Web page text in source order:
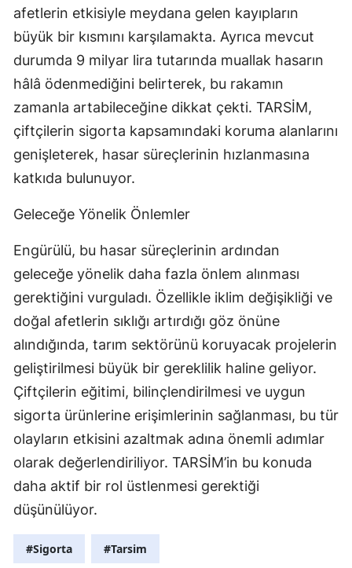
Kilis
Osmaniye
Düzce
afetlerin etkisiyle meydana gelen kayıpların
büyük bir kısmını karşılamakta. Ayrıca mevcut
durumda 9 milyar lira tutarında muallak hasarın
hâlâ ödenmediğini belirterek, bu rakamın
zamanla artabileceğine dikkat çekti. TARSİM,
çiftçilerin sigorta kapsamındaki koruma alanlarını
genişleterek, hasar süreçlerinin hızlanmasına
katkıda bulunuyor.
Geleceğe Yönelik Önlemler
Engürülü, bu hasar süreçlerinin ardından
geleceğe yönelik daha fazla önlem alınması
gerektiğini vurguladı. Özellikle iklim değişikliği ve
doğal afetlerin sıklığı artırdığı göz önüne
alındığında, tarım sektörünü koruyacak projelerin
geliştirilmesi büyük bir gereklilik haline geliyor.
Çiftçilerin eğitimi, bilinçlendirilmesi ve uygun
sigorta ürünlerine erişimlerinin sağlanması, bu tür
olayların etkisini azaltmak adına önemli adımlar
olarak değerlendiriliyor. TARSİM’in bu konuda
daha aktif bir rol üstlenmesi gerektiği
düşünülüyor.
#Sigorta #Tarsim